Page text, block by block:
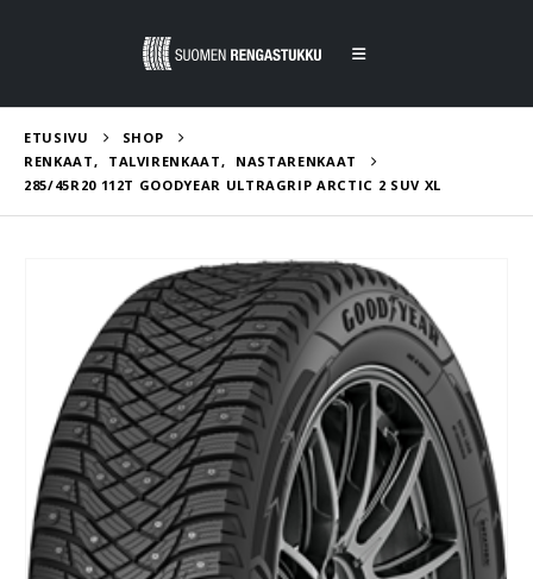
ETUSIVU
SHOP
RENKAAT, TALVIRENKAAT,
NASTARENKAAT
285/45R20 112T GOODYEAR ULTRAGRIP ARCTIC 2 SUV XL